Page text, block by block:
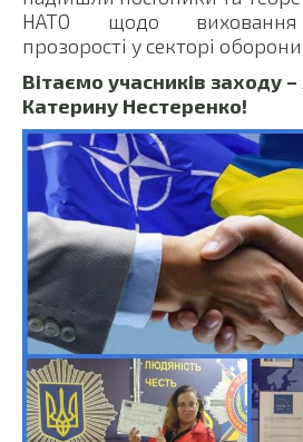
НАТО щодо виховання
прозорості у секторі
Вітаємо учасників заходу
Катерину Нестеренко!